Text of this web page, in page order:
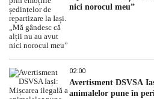
nici norocul meu”
02:00
Avertisment DSVSA
animalelor pune în